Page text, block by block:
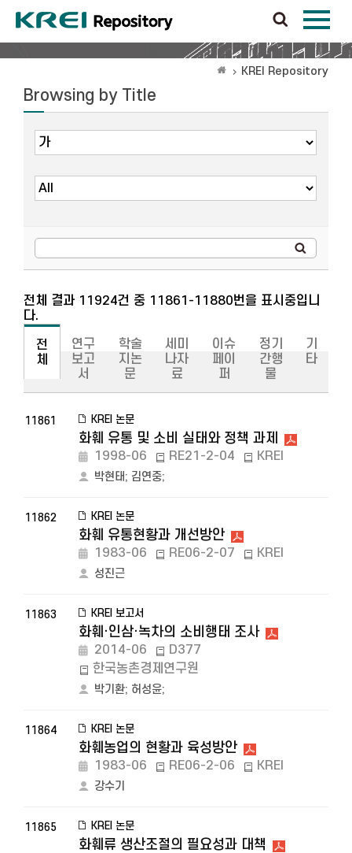
KREI Repository
Browsing by Title
전체 결과 11924건 중 11861-11880번을 표시중입니
다.
전
체
연구
보고
서
학술
지논
문
세미
나자
료
이슈
페이
퍼
정기
간행
물
기
타
11861 KREI 논문
화훼 유통 및 소비 실태와 정책 과제
1998-06 RE21-2-04 KREI
박현태; 김연중;
11862 KREI 논문
화훼 유통현황과 개선방안
1983-06 RE06-2-07 KREI
성진근
11863 KREI 보고서
화훼·인삼·녹차의 소비행태 조사
2014-06
D377
한국농촌경제연구원
박기환; 허성윤;
11864 KREI 논문
화훼농업의 현황과 육성방안
1983-06 RE06-2-06 KREI
강수기
11865 KREI 논문
화훼류 생산조절의 필요성과 대책